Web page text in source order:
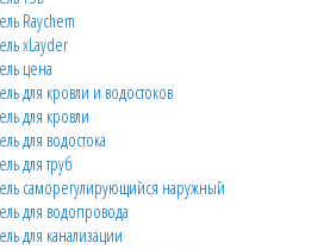
Raychem
xLayder
цена
для кровли и водостоков
для кровли
для водостока
для труб
саморегулирующийся наружный
для водопровода
для канализации